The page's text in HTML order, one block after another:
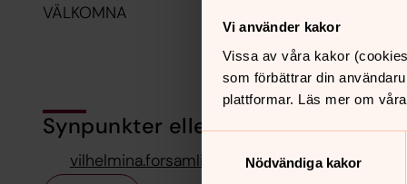
Vi använder kakor
Vissa av våra kakor
som förbättrar din
plattformar. Läs mer om
Nödvändiga kakor
VÄLKOMNA
Synpunkter eller frågor på sidans
vilhelmina.forsamling@svenskakyrkan.se